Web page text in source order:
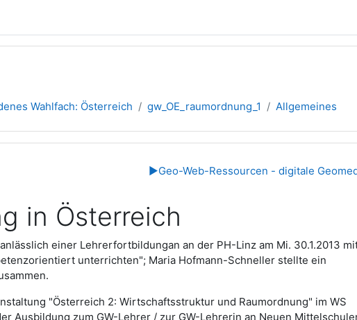
Wahlfach: Österreich gw_OE_raumordnung_1 Allgemeines
▶︎Geo-Web-Ressourcen - digitale
in Österreich
einer Lehrerfortbildungan an der PH-Linz am Mi. 30.1.2013
unterrichten"; Maria Hofmann-Schneller stellte ein
"Österreich 2: Wirtschaftsstruktur und Raumordnung" im WS
Ausbildung zum GW-Lehrer / zur GW-Lehrerin an Neuen